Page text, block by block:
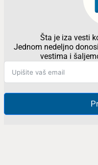
Šta je iza vesti
Jednom nedeljno
vestima i